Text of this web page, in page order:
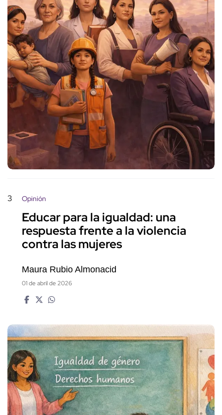
3 Opinión
Educar para la igualdad: una
respuesta frente a la violencia
contra las mujeres
Maura Rubio Almonacid
01 de abril de 2026